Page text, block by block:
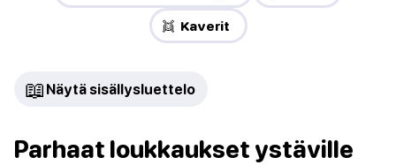
👯 Kaverit
📖 Näytä sisällysluettelo
Parhaat loukkaukset ystäville